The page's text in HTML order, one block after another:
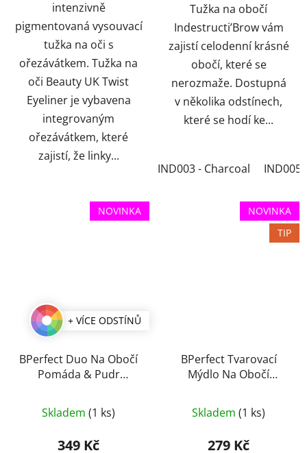
intenzivně
pigmentovaná vysouvací
tužka na oči s
ořezávátkem. Tužka na
oči Beauty UK Twist
Eyeliner je vybavena
integrovaným
ořezávátkem, které
zajistí, že linky...
Tužka na obočí
Indestructi’Brow vám
zajistí celodenní krásné
obočí, které se
nerozmaže. Dostupná
v několika odstínech,
které se hodí ke...
IND003 - Charcoal IND005
NOVINKA
+ VÍCE ODSTÍNŮ
BPerfect Duo Na Obočí
Pomáda & Pudr
& Load 4 g
hodnocení
produktu
Skladem (1 ks)
349 Kč
NOVINKA
TIP
BPerfect Tvarovací
Mýdlo Na Obočí
hodnocení
produktu
Skladem (1 ks)
279 Kč